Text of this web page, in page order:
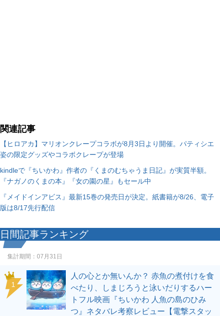
関連記事
【ヒロアカ】マリオンクレープコラボが8月3日より開催。パティシエ
姿の限定グッズやコラボクレープが登場
kindleで『ちいかわ』作者の『くまのむちゃうま日記』が実質半額。
『ナガノのくまの本』『女の園の星』もセール中
『メイドインアビス』最新15巻の発売日が決定。紙書籍が8/26、電子
版は8/17先行配信
日間記事ランキング
集計期間： 07月31日
1
人の心とか無いんか？ 赤魚の煮付けを食
べたり、しまじろうと泳いだりするハー
トフル映画『ちいかわ 人魚の島のひみ
つ』ネタバレ考察レビュー【電撃スタッ